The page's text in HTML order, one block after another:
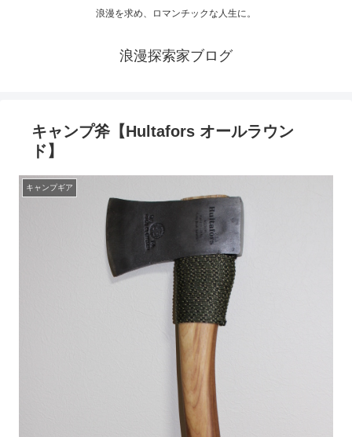
浪漫を求め、ロマンチックな人生に。
浪漫探索家ブログ
キャンプ斧【Hultafors オールラウン
ド】
キャンプギア